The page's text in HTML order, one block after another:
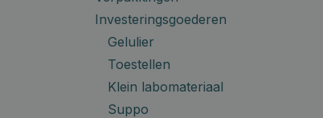
Investeringsgoederen
Gelulier
Toestellen
Klein labomateriaal
Suppo